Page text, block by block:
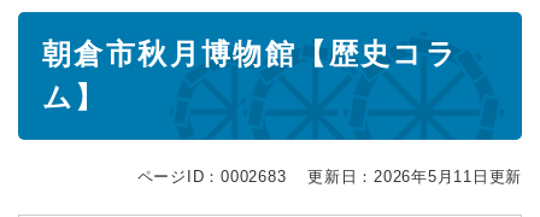
朝倉市秋月博物館【歴史コラ
ム】
ページID：0002683 更新日：2026年5月11日更新